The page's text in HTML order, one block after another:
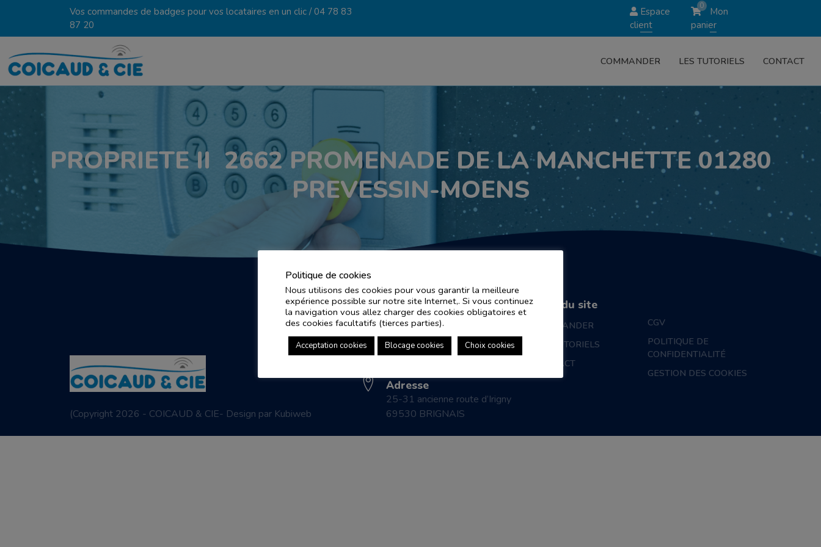
Vos commandes de badges pour vos locataires en un clic /04 78 83
87 20
Espace
client
0
Mon
panier
COMMANDER LES TUTORIELS CONTACT
PROPRIETE II 2662 PROMENADE DE LA MANCHETTE 01280
PREVESSIN-MOENS
(Copyright 2026 - COICAUD & CIE- Design par Kubiweb
Adresse e-mail
controle.coicaud@ascenseurnsa.fr
Numéro de téléphone
04 78 83 87 20
Adresse
25-31 ancienne route d’Irigny
69530 BRIGNAIS
Plan du site
COMMANDER
LES TUTORIELS
CONTACT
CGV
POLITIQUE DE
CONFIDENTIALITÉ
GESTION DES COOKIES
Politique de cookies
Nous utilisons des cookies pour vous garantir la meilleure
expérience possible sur notre site Internet,. Si vous continuez
la navigation vous allez charger des cookies obligatoires et
des cookies facultatifs (tierces parties).
Acceptation cookies Blocage cookies Choix cookies